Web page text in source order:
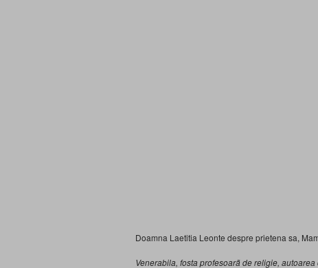
Doamna Laetitia Leonte despre prietena sa,
Venerabila, fosta profesoarã de religie,